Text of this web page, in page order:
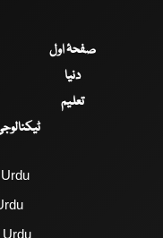
صفحۂ اول
دنیا
تعلیم